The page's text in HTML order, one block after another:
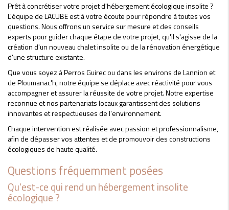
Prêt à concrétiser votre projet d'hébergement écologique insolite ?
L'équipe de LACUBE est à votre écoute pour répondre à toutes vos
questions. Nous offrons un service sur mesure et des conseils
experts pour guider chaque étape de votre projet, qu'il s'agisse de la
création d'un nouveau chalet insolite ou de la rénovation énergétique
d'une structure existante.
Que vous soyez à Perros Guirec ou dans les environs de Lannion et
de Ploumanac'h, notre équipe se déplace avec réactivité pour vous
accompagner et assurer la réussite de votre projet. Notre expertise
reconnue et nos partenariats locaux garantissent des solutions
innovantes et respectueuses de l'environnement.
Chaque intervention est réalisée avec passion et professionnalisme,
afin de dépasser vos attentes et de promouvoir des constructions
écologiques de haute qualité.
Questions fréquemment posées
Qu'est-ce qui rend un hébergement insolite
écologique ?